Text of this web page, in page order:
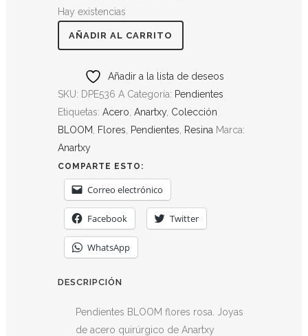
Hay existencias
AÑADIR AL CARRITO
Añadir a la lista de deseos
SKU: DPE536 A Categoría: Pendientes
Etiquetas: Acero Anartxy, Colección
BLOOM Flores Pendientes Resina Marca:
Anartxy
COMPARTE ESTO:
Correo electrónico
Facebook Twitter
WhatsApp
DESCRIPCIÓN
Pendientes BLOOM flores rosa. Joyas
de acero quirúrgico de Anartxy